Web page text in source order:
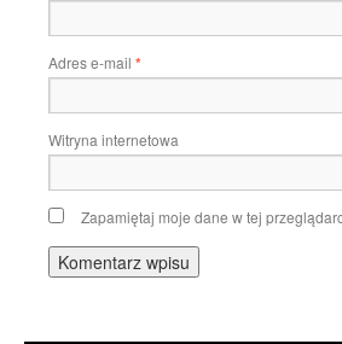
Adres e-mail *
Witryna internetowa
Zapamiętaj moje dane w tej